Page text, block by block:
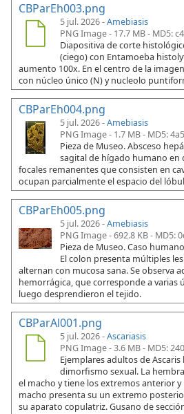
CBParEh003.png
5 jul. 2026 -Amebiasis
PNG Image - 17.7 MB - MD5:
Diapositiva de corte
(ciego) con Entamoeba
aumento 100x. En el centro de la
con núcleo único (N) y nucleolo
CBParEh004.png
5 jul. 2026 -Amebiasis
PNG Image - 1.7 MB - MD5:
Pieza de Museo. Absceso
sagital de hígado humano en
focales remanentes que consisten en
ocupan parcialmente el espacio del
CBParEh005.png
5 jul. 2026 -Amebiasis
PNG Image - 692.8 KB - MD5:
Pieza de Museo. Caso
El colon presenta múltiples
alternan con mucosa sana. Se observa
hemorrágica, que corresponde a varias
luego desprendieron el tejido.
CBParAl001.png
5 jul. 2026 -Ascariasis
PNG Image - 3.6 MB - MD5:
Ejemplares adultos de
dimorfismo sexual. La
el macho y tiene los extremos anterior
macho presenta su un extremo
su aparato copulatriz. Gusano de